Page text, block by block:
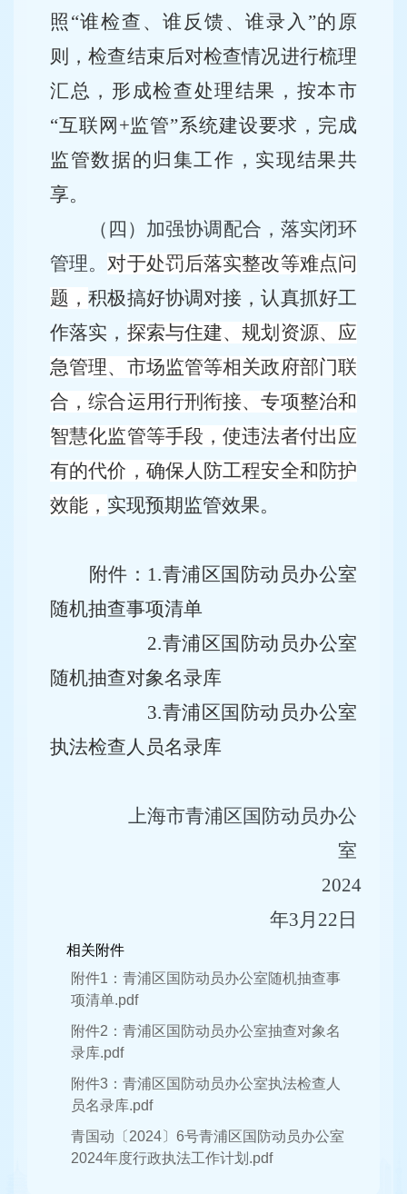
照 “谁检查、谁反馈、谁录入 ”的原
则，检查结束后对检查情况进行梳理
汇总，形成检查处理结果 ，按本市
“互联网 +监管”系统建设要求， 完成
监管数据的归集工作， 实现结果共
享。
（四） 加强协调配合，落实闭环
管理。对于处罚后落实整改等难点问
题，积极搞好协调对接，认真抓好工
作落实， 探索与住建、规划资源、应
急管理、市场监管等相关政府部门联
合，综合运用行刑衔接、专项整治和
智慧化监管等手段，使违法者付出应
有的代价，确保人防工程安全和防护
效能 ， 实现预期监管效果。
附件： 1.青浦区国防动员办公室
随机抽查事项清单
2.青浦区国防动员办公室
随机抽查对象名录库
3.青浦区国防动员办公室
执法检查人员名录库
上海市青浦区国防动员办公
室
2024
年3月22日
相关附件
附件1：青浦区国防动员办公室随机抽查事
项清单.pdf
附件2：青浦区国防动员办公室抽查对象名
录库.pdf
附件3：青浦区国防动员办公室执法检查人
员名录库.pdf
青国动〔2024〕6号青浦区国防动员办公室
2024年度行政执法工作计划.pdf